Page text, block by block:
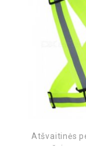
Atšvaitinės